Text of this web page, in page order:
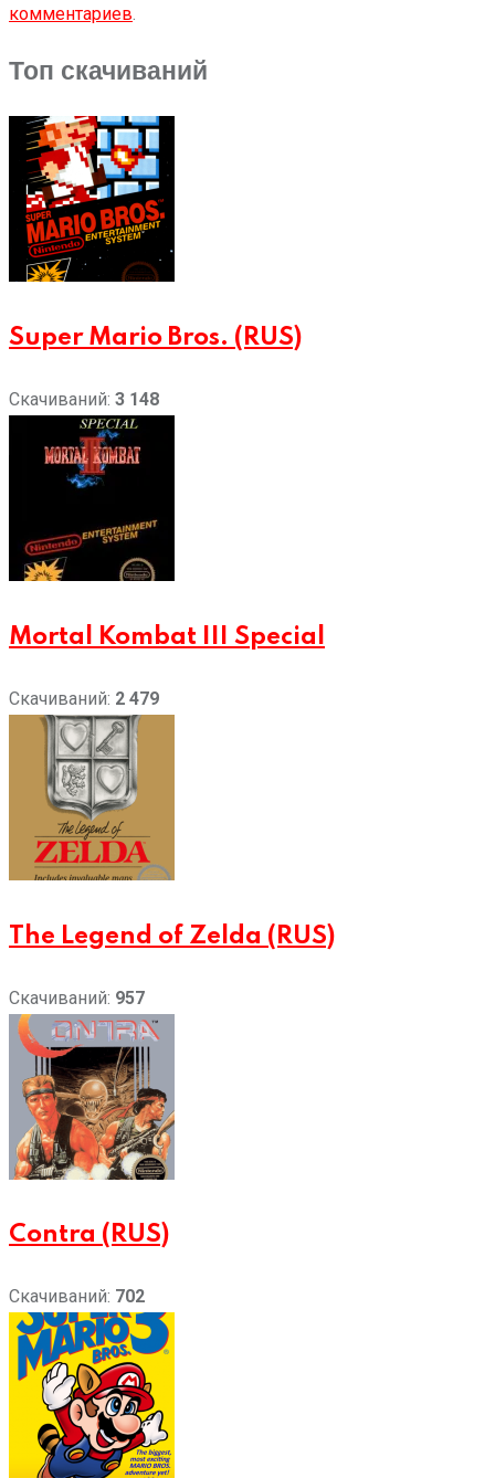
комментариев
Топ скачиваний
Super Mario Bros. (RUS)
Скачиваний: 3 148
Mortal Kombat III Special
Скачиваний: 2 479
The Legend of Zelda (RUS)
Скачиваний: 957
Contra (RUS)
Скачиваний: 702